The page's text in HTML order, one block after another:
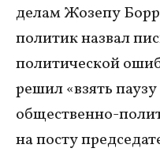
делам Жозепу
политик назвал
политической
решил «взять
общественно-
на посту